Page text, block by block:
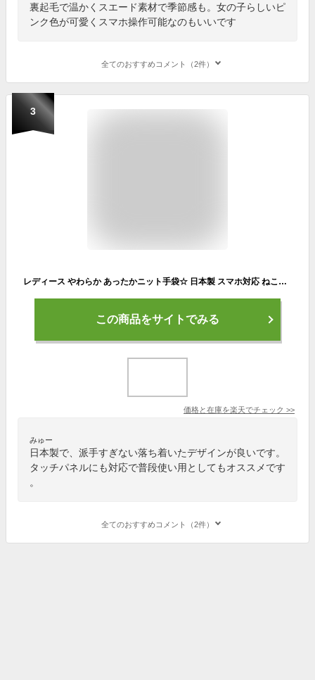
裏起毛で温かくスエード素材で季節感も。女の子らしいピ
ンク色が可愛くスマホ操作可能なのもいいです
全てのおすすめコメント（2件）
3
レディース やわらか あったかニット手袋☆ 日本製 スマホ対応 ねこモチーフ＜手袋 ladies 暖かい スマホ 手袋 通学 猫 レディース手袋 防寒 おしゃれ かわいい 誕生日 プレゼント 女性 クリスマスプレゼント 彼女 自転車 防風 大きいサイズ＞
この商品をサイトでみる
価格と在庫を楽天でチェック >>
みゅー
日本製で、派手すぎない落ち着いたデザインが良いです。
タッチパネルにも対応で普段使い用としてもオススメです
。
全てのおすすめコメント（2件）